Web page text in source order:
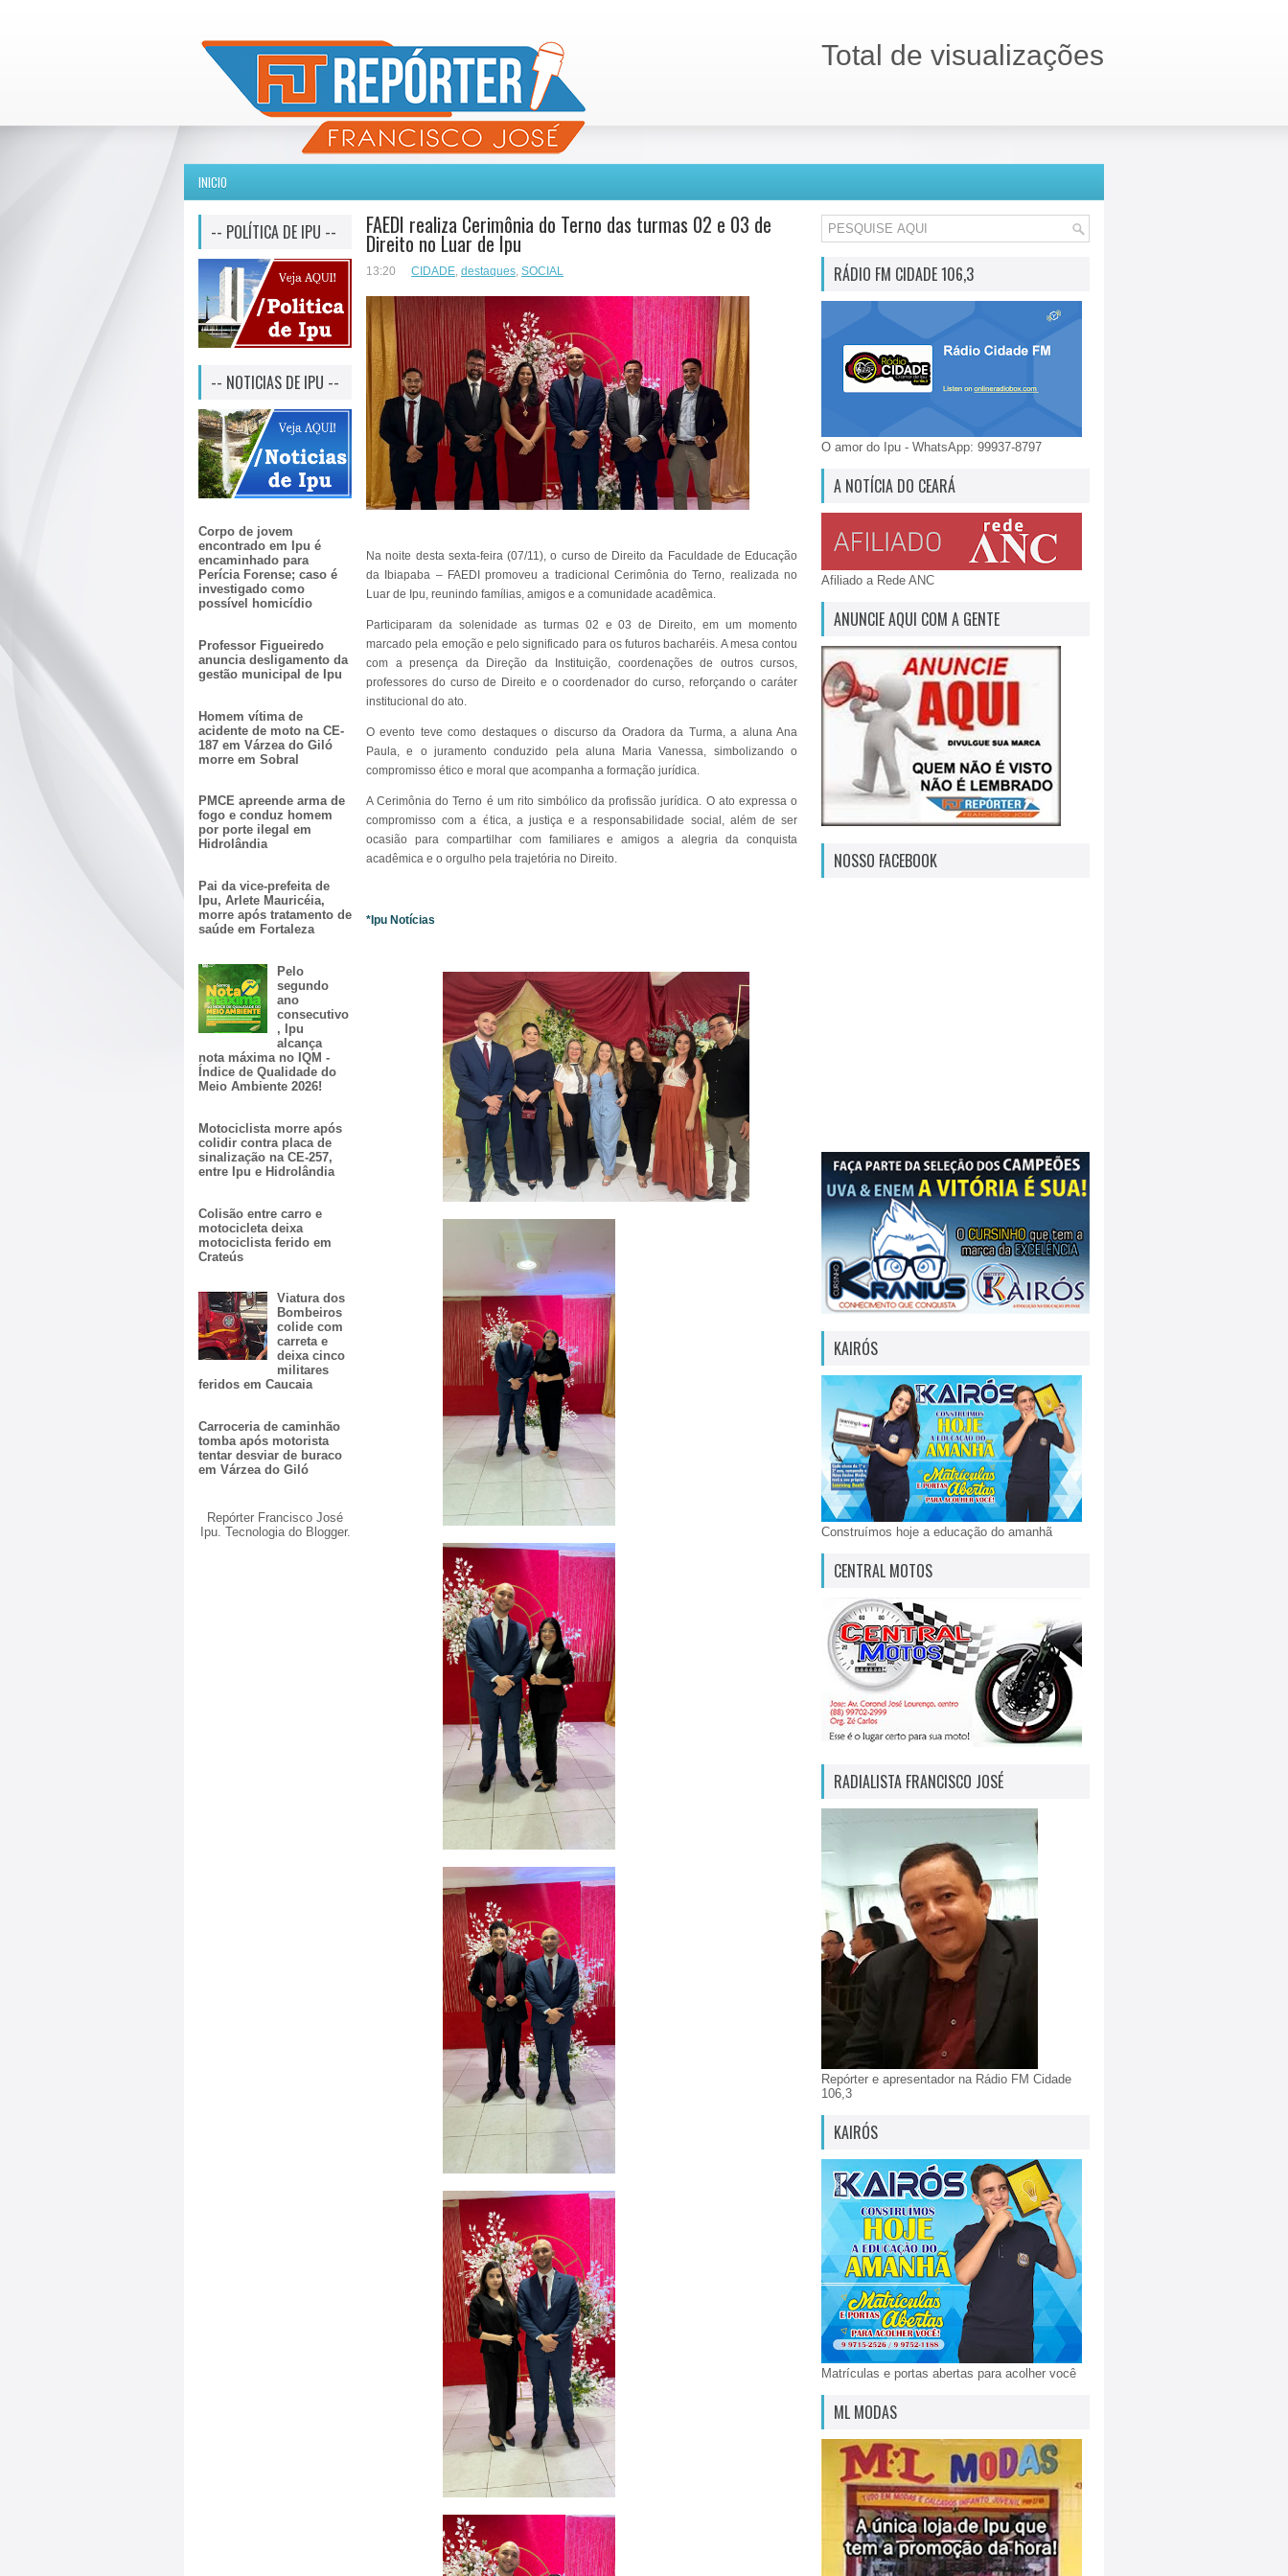
Total de visualizações
INICIO
-- POLÍTICA DE IPU --
-- NOTICIAS DE IPU --
Corpo de jovem
encontrado em Ipu é
encaminhado para
Perícia Forense; caso é
investigado como
possível homicídio
Professor Figueiredo
anuncia desligamento da
gestão municipal de Ipu
Homem vítima de
acidente de moto na CE-
187 em Várzea do Giló
morre em Sobral
PMCE apreende arma de
fogo e conduz homem
por porte ilegal em
Hidrolândia
Pai da vice-prefeita de
Ipu, Arlete Mauricéia,
morre após tratamento de
saúde em Fortaleza
Pelo
segundo
ano
consecutivo
, Ipu
alcança
nota máxima no IQM -
Índice de Qualidade do
Meio Ambiente 2026!
Motociclista morre após
colidir contra placa de
sinalização na CE-257,
entre Ipu e Hidrolândia
Colisão entre carro e
motocicleta deixa
motociclista ferido em
Crateús
Viatura dos
Bombeiros
colide com
carreta e
deixa cinco
militares
feridos em Caucaia
Carroceria de caminhão
tomba após motorista
tentar desviar de buraco
em Várzea do Giló
Repórter Francisco José
Ipu. Tecnologia do Blogger.
FAEDI realiza Cerimônia do Terno das turmas 02 e 03 de
Direito no Luar de Ipu
13:20 CIDADE, destaques, SOCIAL
Na noite desta sexta-feira (07/11), o curso de Direito da Faculdade de Educação
da Ibiapaba – FAEDI promoveu a tradicional Cerimônia do Terno, realizada no
Luar de Ipu, reunindo famílias, amigos e a comunidade acadêmica.
Participaram da solenidade as turmas 02 e 03 de Direito, em um momento
marcado pela emoção e pelo significado para os futuros bacharéis. A mesa contou
com a presença da Direção da Instituição, coordenações de outros cursos,
professores do curso de Direito e o coordenador do curso, reforçando o caráter
institucional do ato.
O evento teve como destaques o discurso da Oradora da Turma, a aluna Ana
Paula, e o juramento conduzido pela aluna Maria Vanessa, simbolizando o
compromisso ético e moral que acompanha a formação jurídica.
A Cerimônia do Terno é um rito simbólico da profissão jurídica. O ato expressa o
compromisso com a ética, a justiça e a responsabilidade social, além de ser
ocasião para compartilhar com familiares e amigos a alegria da conquista
acadêmica e o orgulho pela trajetória no Direito.
*Ipu Notícias
RÁDIO FM CIDADE 106,3
O amor do Ipu - WhatsApp: 99937-8797
A NOTÍCIA DO CEARÁ
Afiliado a Rede ANC
ANUNCIE AQUI COM A GENTE
NOSSO FACEBOOK
KAIRÓS
Construímos hoje a educação do amanhã
CENTRAL MOTOS
RADIALISTA FRANCISCO JOSÉ
Repórter e apresentador na Rádio FM Cidade
106,3
KAIRÓS
Matrículas e portas abertas para acolher você
ML MODAS